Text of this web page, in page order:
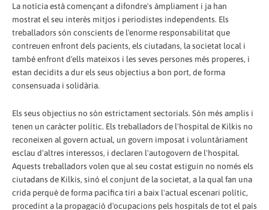
La notícia està començant a difondre's àmpliament i ja han
mostrat el seu interès mitjos i periodistes independents. Els
treballadors són conscients de l'enorme responsabilitat que
contreuen enfront dels pacients, els ciutadans, la societat local i
també enfront d'ells mateixos i les seves persones més properes, i
estan decidits a dur els seus objectius a bon port, de forma
consensuada i solidària.
Els seus objectius no són estrictament sectorials. Són més amplis i
tenen un caràcter polític. Els treballadors de l'hospital de Kilkis no
reconeixen al govern actual, un govern imposat i voluntàriament
esclau d'altres interessos, i declaren l'autogovern de l'hospital.
Aquests treballadors volen que al seu costat estiguin no només els
ciutadans de Kilkis, sinó el conjunt de la societat, a la qual fan una
crida perquè de forma pacífica tiri a baix l'actual escenari polític,
procedint a la propagació d'ocupacions pels hospitals de tot el país